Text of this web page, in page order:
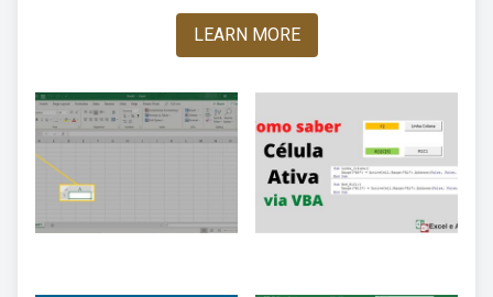
LEARN MORE